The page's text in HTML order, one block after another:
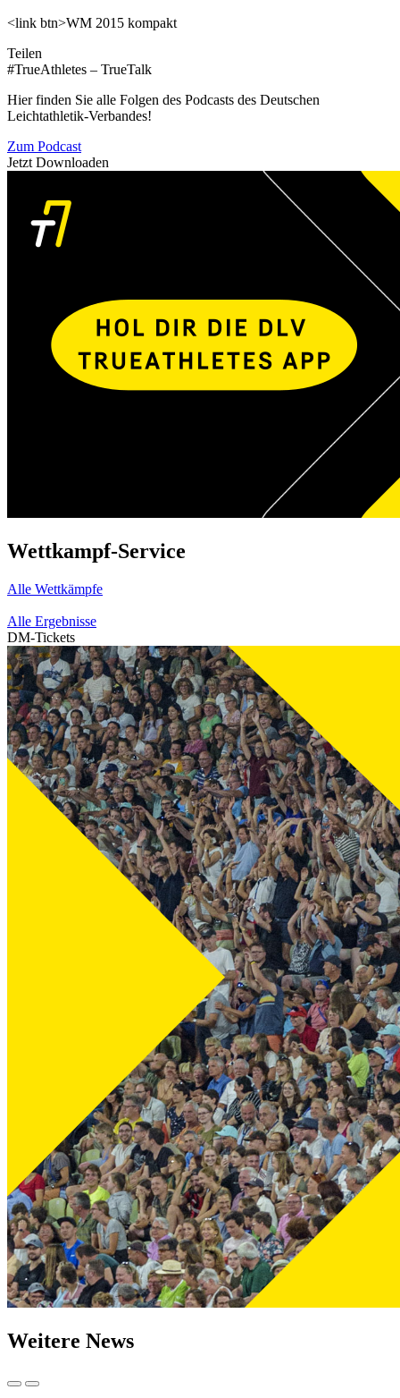
<link btn>WM 2015 kompakt
Teilen
#TrueAthletes – TrueTalk
Hier finden Sie alle Folgen des Podcasts des Deutschen
Leichtathletik-Verbandes!
Zum Podcast
Jetzt Downloaden
Wettkampf-Service
Alle Wettkämpfe
Alle Ergebnisse
DM-Tickets
Weitere News